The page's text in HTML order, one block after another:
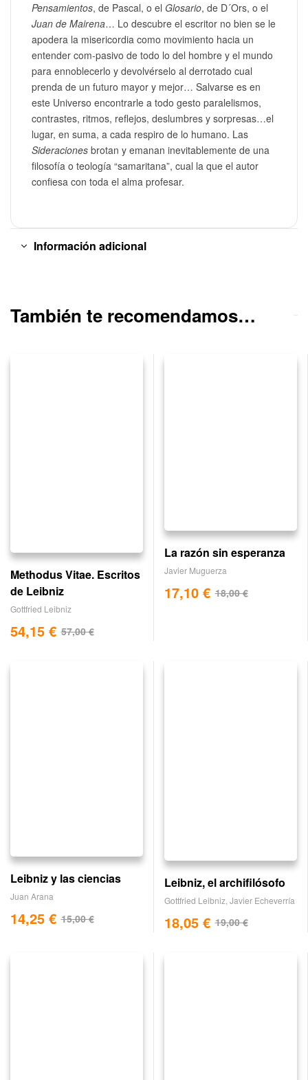
Pensamientos, de Pascal, o el Glosario, de D´Ors, o el
Juan de Mairena… Lo descubre el escritor no bien se le
apodera la misericordia como movimiento hacia un
entender com-pasivo de todo lo del hombre y el mundo
para ennoblecerlo y devolvérselo al derrotado cual
prenda de un futuro mayor y mejor… Salvarse es en
este Universo encontrarle a todo gesto paralelismos,
contrastes, ritmos, reflejos, deslumbres y sorpresas…el
lugar, en suma, a cada respiro de lo humano. Las
Sideraciones brotan y emanan inevitablemente de una
filosofía o teología “samaritana”, cual la que el autor
confiesa con toda el alma profesar.
Información adicional
También te recomendamos…
Methodus Vitae. Escritos
de Leibniz
Gottfried Leibniz
57,00€
54,15 €
La razón sin esperanza
Javier Muguerza
18,00€
17,10 €
Leibniz y las ciencias
Juan Arana
15,00€
14,25 €
Leibniz, el archifilósofo
Gottfried Leibniz Javier Echeverría
19,00€
18,05 €